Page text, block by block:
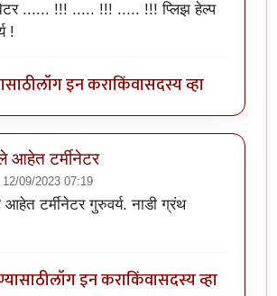
...... !!! ..... !!! ..... !!! प्लिझ हेल्प
!
लॉग इन कराकिंवासदस्य व्हा
आहेत टर्मीनेटर
12/09/2023 07:19
या पद्धतीने साईझ लहानच येतीयby
टर्मीनेटर गुरुवर्य. नाडी ग्रंथ
लॉग इन कराकिंवासदस्य व्हा